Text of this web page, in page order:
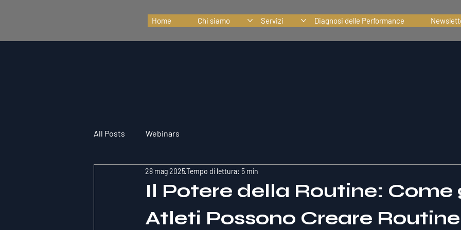
Home Chi siamo Servizi Diagnosi delle Performance
All Posts Webinars
Il Potere della Routine: Come
Atleti Possono Creare Routine
28 mag 2025Tempo di lettura: 5 min